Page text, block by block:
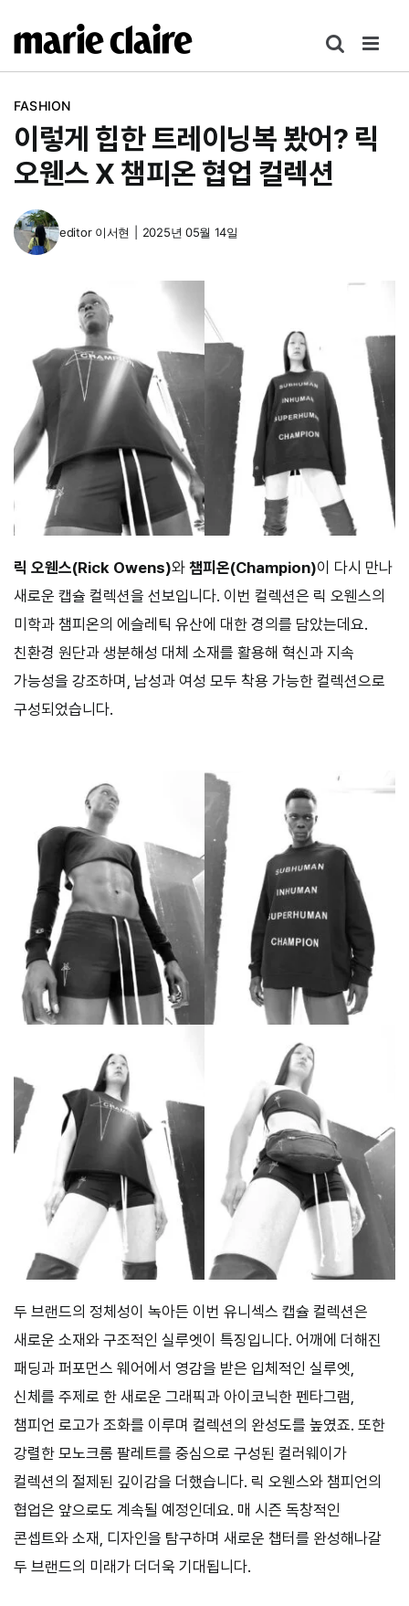
텐
FASHION
이렇게 힙한 트레이닝복 봤어? 릭
오웬스 X 챔피온 협업 컬렉션
editor 이서현 2025년 05월 14일
릭 오웬스(Rick Owens)와 챔피온(Champion)이 다시 만나
새로운 캡슐 컬렉션을 선보입니다. 이번 컬렉션은 릭 오웬스의
미학과 챔피온의 에슬레틱 유산에 대한 경의를 담았는데요.
친환경 원단과 생분해성 대체 소재를 활용해 혁신과 지속
가능성을 강조하며, 남성과 여성 모두 착용 가능한 컬렉션으로
구성되었습니다.
두 브랜드의 정체성이 녹아든 이번 유니섹스 캡슐 컬렉션은
새로운 소재와 구조적인 실루엣이 특징입니다. 어깨에 더해진
패딩과 퍼포먼스 웨어에서 영감을 받은 입체적인 실루엣,
신체를 주제로 한 새로운 그래픽과 아이코닉한 펜타그램,
챔피언 로고가 조화를 이루며 컬렉션의 완성도를 높였죠. 또한
강렬한 모노크롬 팔레트를 중심으로 구성된 컬러웨이가
컬렉션의 절제된 깊이감을 더했습니다. 릭 오웬스와 챔피언의
협업은 앞으로도 계속될 예정인데요. 매 시즌 독창적인
콘셉트와 소재, 디자인을 탐구하며 새로운 챕터를 완성해나갈
두 브랜드의 미래가 더더욱 기대됩니다.